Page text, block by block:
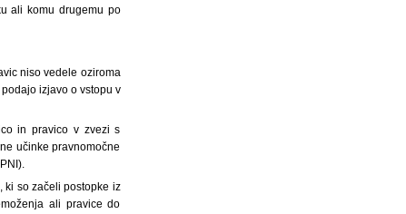
ali komu drugemu po
niso vedele oziroma
izjavo o vstopu v
in pravico v zvezi s
učinke pravnomočne
ki so začeli postopke iz
ali pravice do